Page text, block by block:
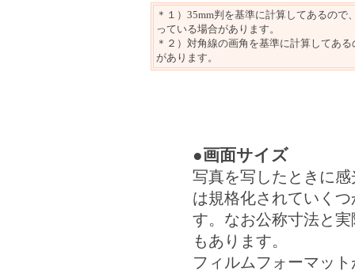
＊１）35mm判を基準に計算してあるの
っている場合があります。
＊２）対角線の画角を基準に計算してあ
があります。
●画面サイズ
写真を写したときに
は規格化されていく
す。なお公称寸法と
もあります。
フィルムフォーマッ